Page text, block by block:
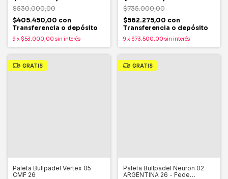
$530.000,00
$405.450,00 con
Transferencia o depósito
9 x $53.000,00 sin interés
$735.000,00
$562.275,00 con
Transferencia o depósito
9 x $73.500,00 sin interés
GRATIS
Paleta Bullpadel Vertex 05
CMF 26
GRATIS
Paleta Bullpadel Neuron 02
ARGENTINA 26 - Fede